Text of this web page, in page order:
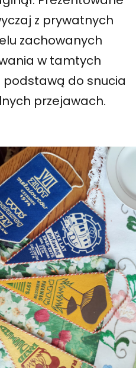
z prywatnych
zachowanych
w tamtych
podstawą do snucia
przejawach.